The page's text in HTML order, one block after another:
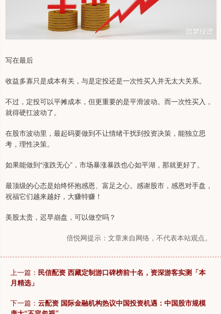
写在最后
收益多寡只是成本有关，与是定投还是一次性买入并无太大关系。
不过，定投可以平摊成本，但更重要的是平滑波动。而一次性买入，
就得硬扛波动了。
在股市波动里，最起码要做到不让情绪干扰到投资决策，能独立思
考，理性决策。
如果能做到“涨跌无心”，市场暴涨暴跌也心如平湖，那就更好了。
最顶级的心态是始终怀抱感恩、富足之心。感谢股市，感恩对手盘，
祝福它们越来越好，大赚特赚！
美股太贵，迟早崩盘，可以做空吗？
倍悦网提示：文章来自网络，不代表本站观点。
上一篇： 民信配资 西藏定制游口碑榜前十名，资深游客实测「本
月精选」
下一篇： 云配资 国际金融机构热议中国投资机遇：中国股市规模